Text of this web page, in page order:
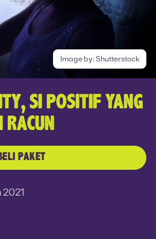
Image by:Shutterstock
SI POSITIF YANG
RACUN
PAKET
2021